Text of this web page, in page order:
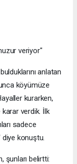
veriyor"
anlatan
köyümüze
kurarken,
verdik. İlk
sadece
konuştu.
şunları belirtti: